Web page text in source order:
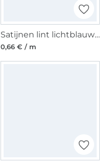
Satijnen lint lichtblauw (6 mm)
0,66 € / m